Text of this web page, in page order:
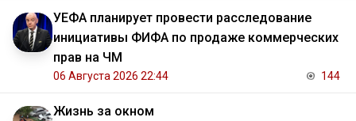
УЕФА планирует провести расследование
инициативы ФИФА по продаже коммерческих
прав на ЧМ
06 Августа 2026 22:44 144
Жизнь за окном